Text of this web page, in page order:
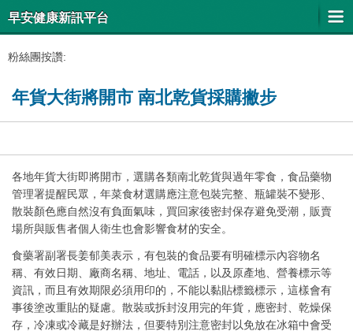
早安健康新訊平台
粉絲團按讚:
年貨大街將開市 南北乾貨採購撇步
各地年貨大街即將開市，選購各類南北乾貨與過年零食，食品藥物
管理署提醒民眾，年菜食材選購應注意包裝完整、瓶罐裝不變形、
散裝顏色應自然沒有負面氣味，買回家後密封保存避免受潮，販賣
場所與販售者個人衛生也會影響食材的安全。
食藥署副署長姜郁美表示，有包裝的食品要有明確標示內容物名
稱、有效日期、廠商名稱、地址、電話，以及原產地、營養標示等
資訊，而且有效期限必須用印的，不能以黏貼標籤標示，這樣會有
事後塗改重貼的疑慮。散裝或拆封沒用完的年貨，應密封、乾燥保
存，冷凍或冷藏是好辦法，但要特別注意密封以免放在冰箱中會受